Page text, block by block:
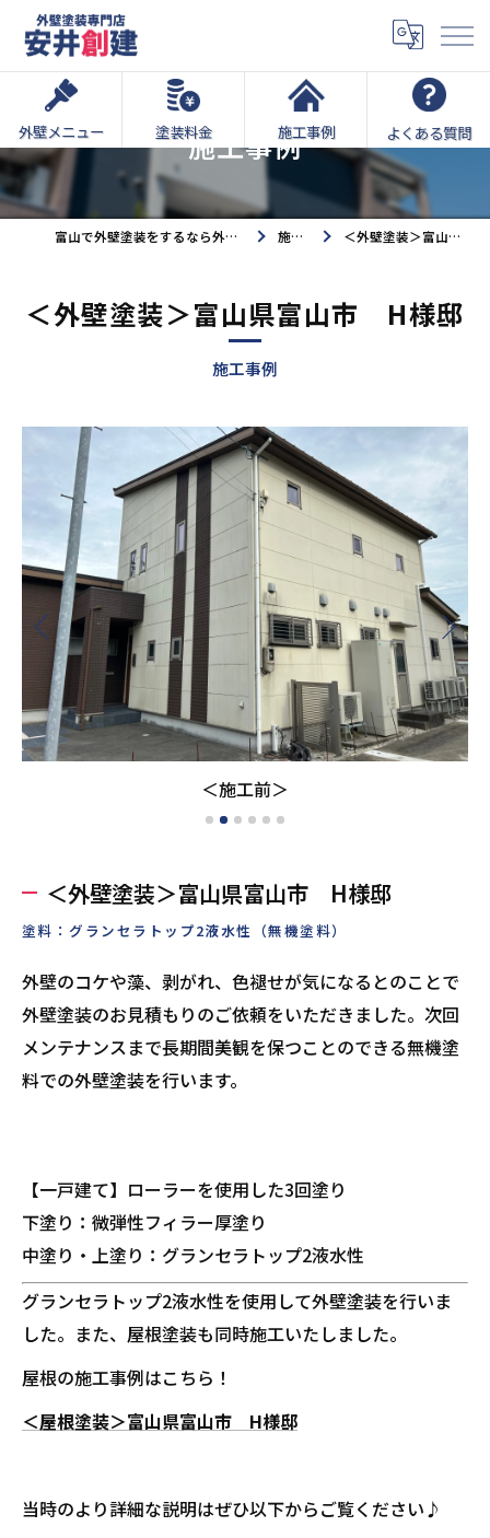
外壁メニュー 塗装料金 施工事例 よくある質問
施工事例
富山で外壁塗装をするなら外壁塗装専門店安井創建へ 施工事例 ＜外壁塗装＞富山県富山市 H様邸
施工事例
＜外壁塗装＞富山県富山市 H様邸
＜施工前＞
＜外壁塗装＞富山県富山市 H様邸
塗料：グランセラトップ2液水性（無機塗料）
外壁のコケや藻、剥がれ、色褪せが気になるとのことで
外壁塗装のお見積もりのご依頼をいただきました。次回
メンテナンスまで長期間美観を保つことのできる無機塗
料での外壁塗装を行います。
【一戸建て】ローラーを使用した3回塗り
下塗り：微弾性フィラー厚塗り
中塗り・上塗り：グランセラトップ2液水性
グランセラトップ2液水性を使用して外壁塗装を行いま
した。また、屋根塗装も同時施工いたしました。
屋根の施工事例はこちら！
＜屋根塗装＞富山県富山市 H様邸
当時のより詳細な説明はぜひ以下からご覧ください♪